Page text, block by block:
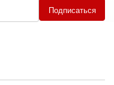
Подписаться